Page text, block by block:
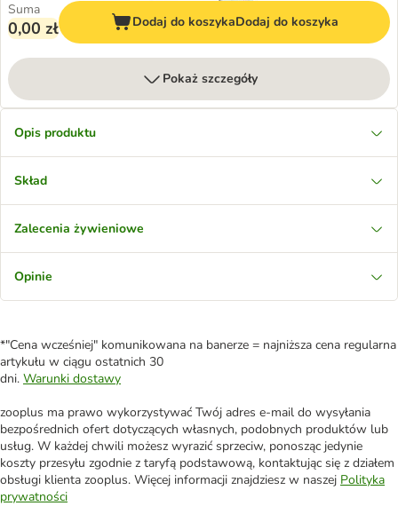
Suma
0,00 zł Dodaj do koszykaDodaj do koszyka
Pokaż szczegóły
Opis produktu
Skład
Zalecenia żywieniowe
Opinie
*"Cena wcześniej" komunikowana na banerze = najniższa cena regularna
artykułu w ciągu ostatnich 30
dni. Warunki dostawy
zooplus ma prawo wykorzystywać Twój adres e-mail do wysyłania
bezpośrednich ofert dotyczących własnych, podobnych produktów lub
usług. W każdej chwili możesz wyrazić sprzeciw, ponosząc jedynie
koszty przesyłu zgodnie z taryfą podstawową, kontaktując się z działem
obsługi klienta zooplus. Więcej informacji znajdziesz w naszej Polityka
prywatności